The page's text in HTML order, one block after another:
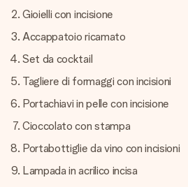
Gioielli con incisione
Accappatoio ricamato
Set da cocktail
Tagliere di formaggi con incisioni
Portachiavi in pelle con incisione
Cioccolato con stampa
Portabottiglie da vino con incisioni
Lampada in acrilico incisa